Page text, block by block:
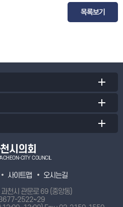
목록보기
시의회
CITY COUNCIL
사이트맵
오시는길
천시 관문로 69 (중앙동)
2522~29